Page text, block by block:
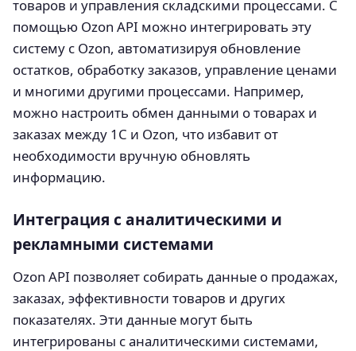
товаров и управления складскими процессами. С
помощью Ozon API можно интегрировать эту
систему с Ozon, автоматизируя обновление
остатков, обработку заказов, управление ценами
и многими другими процессами. Например,
можно настроить обмен данными о товарах и
заказах между 1С и Ozon, что избавит от
необходимости вручную обновлять
информацию.
Интеграция с аналитическими и
рекламными системами
Ozon API позволяет собирать данные о продажах,
заказах, эффективности товаров и других
показателях. Эти данные могут быть
интегрированы с аналитическими системами,